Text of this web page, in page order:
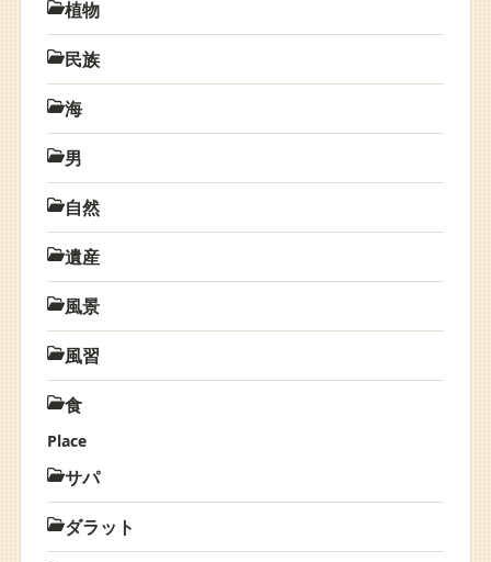
植物
民族
海
男
自然
遺産
風景
風習
食
Place
サパ
ダラット